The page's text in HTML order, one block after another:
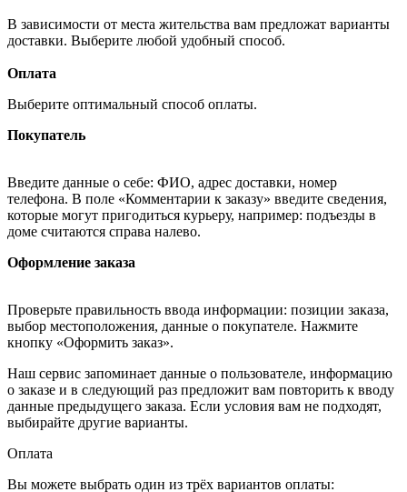
В зависимости от места жительства вам предложат варианты
доставки. Выберите любой удобный способ.
Оплата
Выберите оптимальный способ оплаты.
Покупатель
Введите данные о себе: ФИО, адрес доставки, номер
телефона. В поле «Комментарии к заказу» введите сведения,
которые могут пригодиться курьеру, например: подъезды в
доме считаются справа налево.
Оформление заказа
Проверьте правильность ввода информации: позиции заказа,
выбор местоположения, данные о покупателе. Нажмите
кнопку «Оформить заказ».
Наш сервис запоминает данные о пользователе, информацию
о заказе и в следующий раз предложит вам повторить к вводу
данные предыдущего заказа. Если условия вам не подходят,
выбирайте другие варианты.
Оплата
Вы можете выбрать один из трёх вариантов оплаты: